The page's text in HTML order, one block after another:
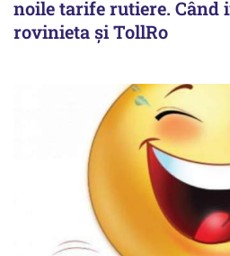
noile tarife rutiere. Când
rovinieta și TollRo